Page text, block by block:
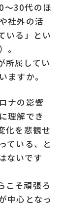
～30代のほ
社外の活
いる」とい
）。
所属してい
ますか。
ナの影響
理解でき
化を悲観せ
ている、と
ないです
こそ頑張ろ
中心となっ